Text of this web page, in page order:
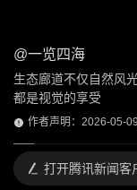
@一览四海
生态廊道不仅自然风
都是视觉的享受
作者声明：2026-05-
打开腾讯新闻客